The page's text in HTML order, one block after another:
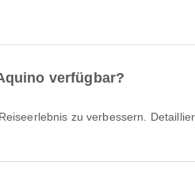
verfügbar?